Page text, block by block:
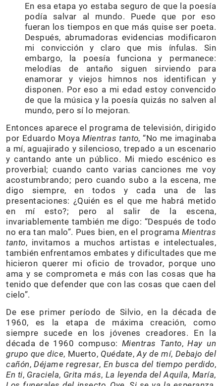
En esa etapa yo estaba seguro de que la poesía
podía salvar al mundo. Puede que por eso
fueran los tiempos en que más quise ser poeta.
Después, abrumadoras evidencias modificaron
mi convicción y claro que mis ínfulas. Sin
embargo, la poesía funciona y permanece:
melodías de antaño siguen sirviendo para
enamorar y viejos himnos nos identifican y
disponen. Por eso a mi edad estoy convencido
de que la música y la poesía quizás no salven al
mundo, pero sí lo mejoran.
Entonces aparece el programa de televisión, dirigido
por Eduardo Moya Mientras tanto, “No me imaginaba
a mí, aguajirado y silencioso, trepado a un escenario
y cantando ante un público. Mi miedo escénico es
proverbial; cuando canto varias canciones me voy
acostumbrando; pero cuando subo a la escena, me
digo siempre, en todos y cada una de las
presentaciones: ¿Quién es el que me habrá metido
en mí esto?; pero al salir de la escena,
invariablemente también me digo: “Después de todo
no era tan malo”. Pues bien, en el programa Mientras
tanto, invitamos a muchos artistas e intelectuales,
también enfrentamos embates y dificultades que me
hicieron querer mi oficio de trovador, porque uno
ama y se comprometa e más con las cosas que ha
tenido que defender que con las cosas que caen del
cielo”.
De ese primer período de Silvio, en la década de
1960, es la etapa de máxima creación, como
siempre sucede en los jóvenes creadores. En la
década de 1960 compuso: Mientras Tanto, Hay un
grupo que dice, Muerto, Quédate, Ay de mí, Debajo del
cañón, Déjame regresar, En busca del tiempo perdido,
En ti, Graciela, Grita más, La leyenda del Aquila, María,